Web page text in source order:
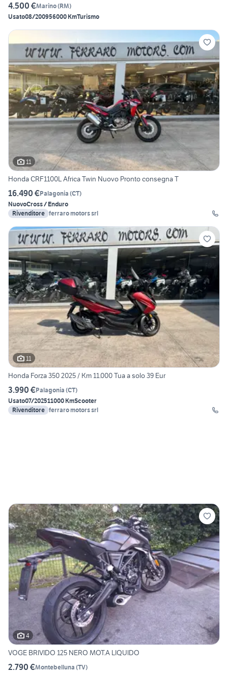
4.500 €Marino(RM)
Usato08/200956000 KmTurismo
11
Honda CRF1100L Africa Twin Nuovo Pronto consegna T
16.490 €Palagonia (CT)
NuovoCross / Enduro
Rivenditore ferraro motors srl
11
Honda Forza 350 2025 / Km 11.000 Tua a solo 39 Eur
3.990 €Palagonia (CT)
Usato07/202511000 KmScooter
Rivenditore ferraro motors srl
4
VOGE BRIVIDO 125 NERO MOT.A LIQUIDO
2.790 €Montebelluna (TV)